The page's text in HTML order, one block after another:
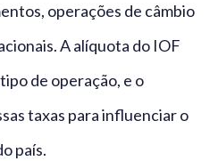
operações de câmbio
A alíquota do IOF
de operação, e o
taxas para influenciar o
país.